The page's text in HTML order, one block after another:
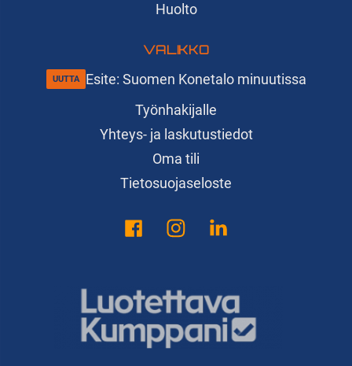
Huolto
VALIKKO
Esite: Suomen Konetalo minuutissa
Työnhakijalle
Yhteys- ja laskutustiedot
Oma tili
Tietosuojaseloste